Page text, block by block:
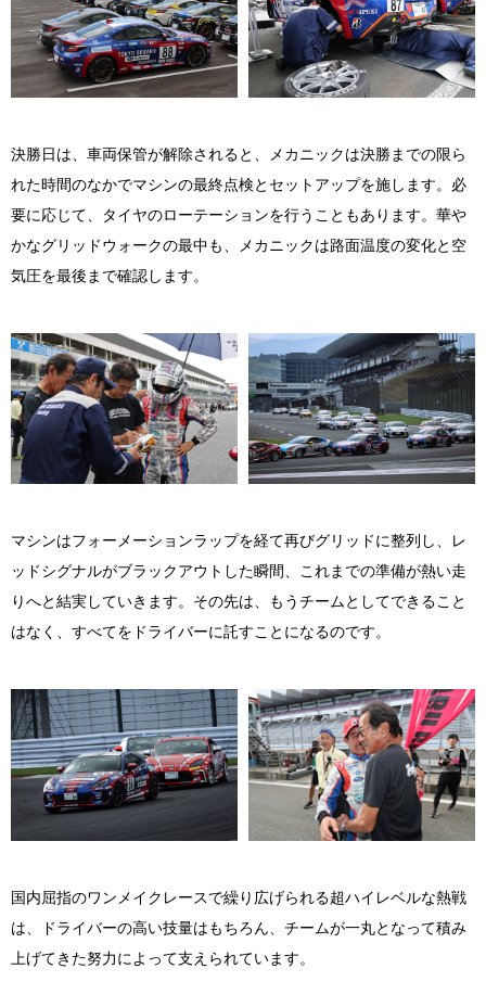
決勝日は、車両保管が解除されると、メカニックは決勝までの限ら
れた時間のなかでマシンの最終点検とセットアップを施します。必
要に応じて、タイヤのローテーションを行うこともあります。華や
かなグリッドウォークの最中も、メカニックは路面温度の変化と空
気圧を最後まで確認します。
マシンはフォーメーションラップを経て再びグリッドに整列し、レ
ッドシグナルがブラックアウトした瞬間、これまでの準備が熱い走
りへと結実していきます。その先は、もうチームとしてできること
はなく、すべてをドライバーに託すことになるのです。
国内屈指のワンメイクレースで繰り広げられる超ハイレベルな熱戦
は、ドライバーの高い技量はもちろん、チームが一丸となって積み
上げてきた努力によって支えられています。